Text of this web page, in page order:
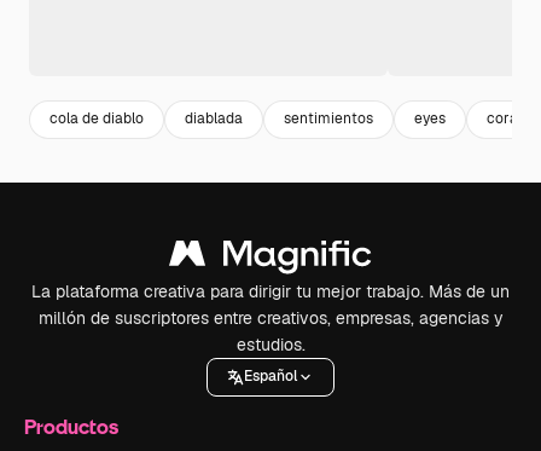
cola de diablo diablada sentimientos eyes corazon
La plataforma creativa para dirigir tu mejor trabajo. Más de un
millón de suscriptores entre creativos, empresas, agencias y
estudios.
Español
Productos